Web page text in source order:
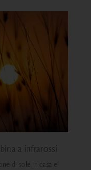
a infrarossi
di sole in casa e